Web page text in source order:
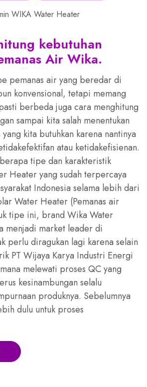
WIKA Water Heater
kebutuhan
Air Wika.
pemanas air yang beredar di
konvensional, tetapi memang
berbeda juga cara menghitung
sampai kita salah menentukan
kita butuhkan karena nantinya
atau ketidakefisienan.
tipe dan karakteristik
Heater yang sudah terpercaya
Indonesia selama lebih dari
Water Heater (Pemanas air
tipe ini, brand Wika Water
menjadi market leader di
perlu diragukan lagi karena selain
PT Wijaya Karya Industri Energi
melewati proses QC yang
kesinambungan selalu
produknya. Sebelumnya
dulu untuk proses